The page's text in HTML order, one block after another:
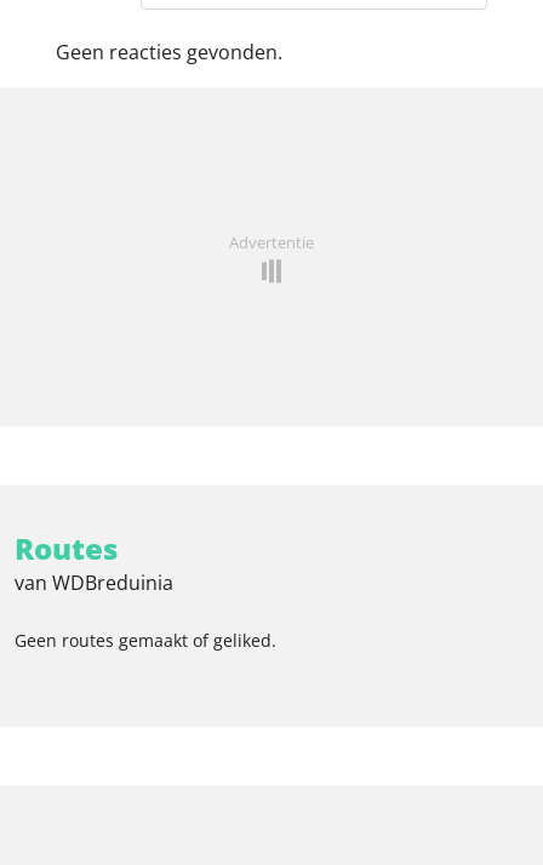
Geen reacties gevonden.
Advertentie
Routes
van WDBreduinia
Geen routes gemaakt of geliked.